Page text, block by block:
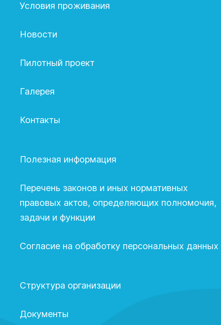
Условия проживания
Новости
Пилотный проект
Галерея
Контакты
Полезная информация
Перечень законов и иных нормативных
правовых актов, определяющих полномочия,
задачи и функции
Согласие на обработку персональных данных
Структура организации
Документы